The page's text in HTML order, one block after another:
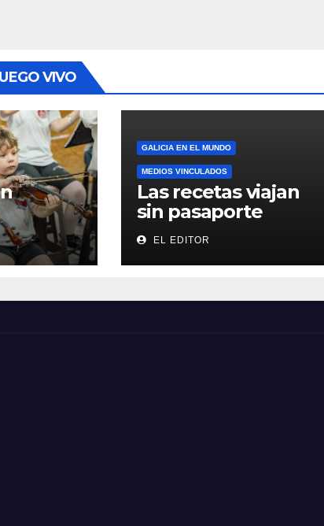
VIVO
GALICIA EN EL MUNDO
MEDIOS VINCULADOS
Las recetas viajan
sin pasaporte
EL EDITOR